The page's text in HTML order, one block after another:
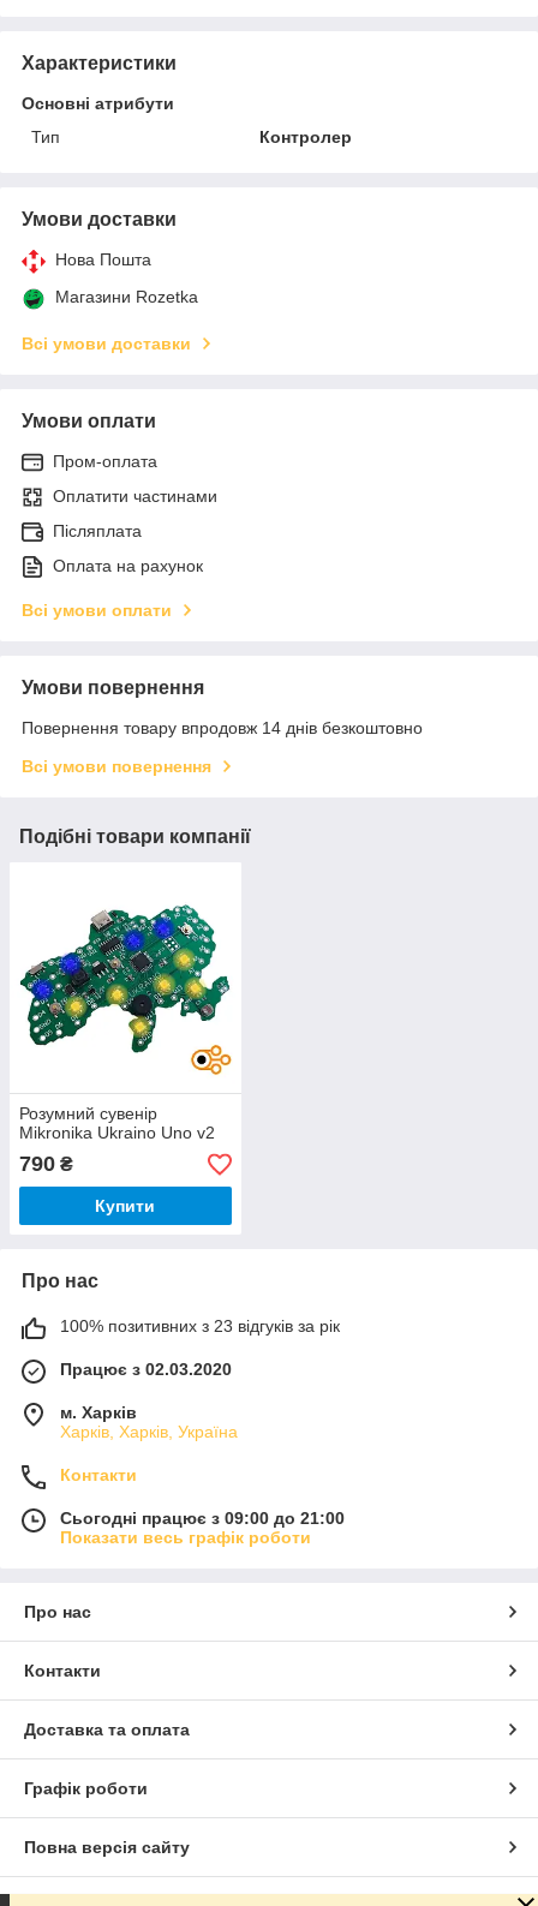
Характеристики
Основні атрибути
Тип
Контролер
Умови доставки
Нова Пошта
Магазини Rozetka
Всі умови доставки
Умови оплати
Пром-оплата
Оплатити частинами
Післяплата
Оплата на рахунок
Всі умови оплати
Умови повернення
Повернення товару впродовж 14 днів безкоштовно
Всі умови повернення
Подібні товари компанії
Розумний сувенір
Mikronika Ukraino Uno v2
790 ₴
Купити
Про нас
100% позитивних з 23 відгуків за рік
Працює з 02.03.2020
м. Харків
Харків, Харків, Україна
Контакти
Сьогодні працює з 09:00 до 21:00
Показати весь графік роботи
Про нас
Контакти
Доставка та оплата
Графік роботи
Повна версія сайту